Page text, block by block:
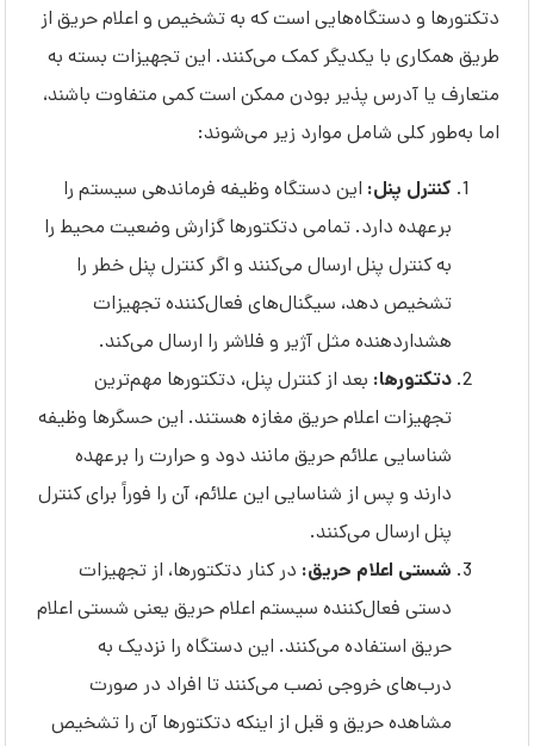
دتکتورها و دستگاه‌هایی است که به تشخیص و اعلام حریق از
طریق همکاری با یکدیگر کمک می‌کنند. این تجهیزات بسته به
متعارف یا آدرس پذیر بودن ممکن است کمی متفاوت باشند،
اما به‌طور کلی شامل موارد زیر می‌شوند:
کنترل پنل: این دستگاه وظیفه فرماندهی سیستم را
برعهده دارد. تمامی دتکتورها گزارش وضعیت محیط را
به کنترل پنل ارسال می‌کنند و اگر کنترل پنل خطر را
تشخیص دهد، سیگنال‌های فعال‌کننده تجهیزات
هشداردهنده مثل آژیر و فلاشر را ارسال می‌کند.
دتکتورها: بعد از کنترل پنل، دتکتورها مهم‌ترین
تجهیزات اعلام حریق مغازه هستند. این حسگرها وظیفه
شناسایی علائم حریق مانند دود و حرارت را برعهده
دارند و پس از شناسایی این علائم، آن را فوراً برای کنترل
پنل ارسال می‌کنند.
شستی اعلام حریق: در کنار دتکتورها، از تجهیزات
دستی فعال‌کننده سیستم اعلام حریق یعنی شستی اعلام
حریق استفاده می‌کنند. این دستگاه‌ را نزدیک به
درب‌های خروجی نصب می‌کنند تا افراد در صورت
مشاهده حریق و قبل از اینکه دتکتورها آن را تشخیص